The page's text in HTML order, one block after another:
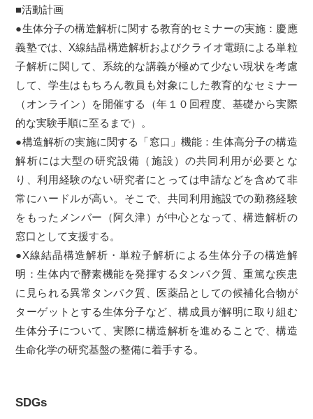
■活動計画
●生体分子の構造解析に関する教育的セミナーの実施：慶應
義塾では、X線結晶構造解析およびクライオ電顕による単粒
子解析に関して、系統的な講義が極めて少ない現状を考慮
して、学生はもちろん教員も対象にした教育的なセミナー
（オンライン）を開催する（年１０回程度、基礎から実際
的な実験手順に至るまで）。
●構造解析の実施に関する「窓口」機能：生体高分子の構造
解析には大型の研究設備（施設）の共同利用が必要とな
り、利用経験のない研究者にとっては申請などを含めて非
常にハードルが高い。そこで、共同利用施設での勤務経験
をもったメンバー（阿久津）が中心となって、構造解析の
窓口として支援する。
●X線結晶構造解析・単粒子解析による生体分子の構造解
明：生体内で酵素機能を発揮するタンパク質、重篤な疾患
に見られる異常タンパク質、医薬品としての候補化合物が
ターゲットとする生体分子など、構成員が解明に取り組む
生体分子について、実際に構造解析を進めることで、構造
生命化学の研究基盤の整備に着手する。
SDGs